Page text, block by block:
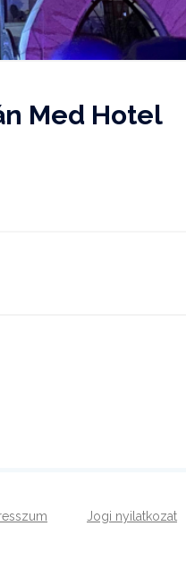
Med Hotel
Jogi nyilatkozat